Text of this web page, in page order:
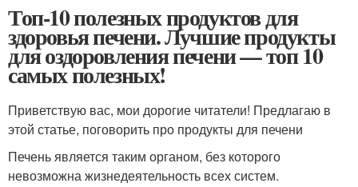
Топ-10 полезных продуктов для
здоровья печени. Лучшие продукты
для оздоровления печени — топ 10
самых полезных!
Приветствую вас, мои дорогие читатели! Предлагаю в
этой статье, поговорить про продукты для печени
Печень является таким органом, без которого
невозможна жизнедеятельность всех систем.